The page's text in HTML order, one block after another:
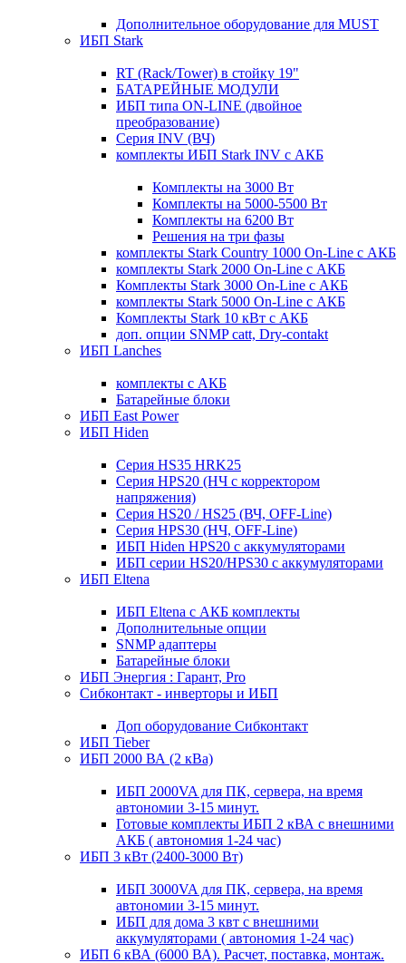
Дополнительное оборудование для MUST
ИБП Stark
RT (Rack/Tower) в стойку 19"
БАТАРЕЙНЫЕ МОДУЛИ
ИБП типа ON-LINE (двойное
преобразование)
Серия INV (ВЧ)
комплекты ИБП Stark INV с АКБ
Комплекты на 3000 Вт
Комплекты на 5000-5500 Вт
Комплекты на 6200 Вт
Решения на три фазы
комплекты Stark Country 1000 On-Line с АКБ
комплекты Stark 2000 On-Line с АКБ
Комплекты Stark 3000 On-Line с АКБ
комплекты Stark 5000 On-Line с АКБ
Комплекты Stark 10 кВт с АКБ
доп. опции SNMP catt, Dry-contakt
ИБП Lanches
комплекты с АКБ
Батарейные блоки
ИБП East Power
ИБП Hiden
Серия HS35 HRK25
Серия HPS20 (НЧ с корректором
напряжения)
Серия HS20 / HS25 (ВЧ, OFF-Line)
Серия HPS30 (НЧ, OFF-Line)
ИБП Hiden HPS20 с аккумуляторами
ИБП серии HS20/HPS30 с аккумуляторами
ИБП Eltena
ИБП Eltena с АКБ комплекты
Дополнительные опции
SNMP адаптеры
Батарейные блоки
ИБП Энергия : Гарант, Pro
Сибконтакт - инверторы и ИБП
Доп оборудование Сибконтакт
ИБП Tieber
ИБП 2000 ВА (2 кВа)
ИБП 2000VA для ПК, сервера, на время
автономии 3-15 минут.
Готовые комплекты ИБП 2 кВА с внешними
АКБ ( автономия 1-24 час)
ИБП 3 кВт (2400-3000 Вт)
ИБП 3000VA для ПК, сервера, на время
автономии 3-15 минут.
ИБП для дома 3 квт с внешними
аккумуляторами ( автономия 1-24 час)
ИБП 6 кВА (6000 ВА). Расчет, поставка, монтаж.